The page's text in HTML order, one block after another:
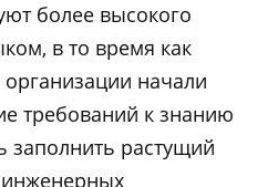
более высокого
в то время как
начали
требований к знанию
растущий